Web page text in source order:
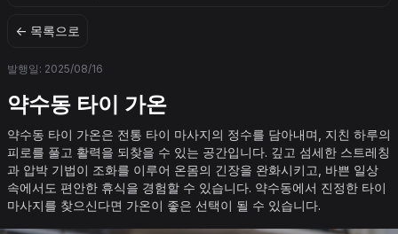
← 목록으로
발행일: 2025/08/16
약수동 타이 가온
약수동 타이 가온은 전통 타이 마사지의 정수를 담아내며, 지친 하루의
피로를 풀고 활력을 되찾을 수 있는 공간입니다. 깊고 섬세한 스트레칭
과 압박 기법이 조화를 이루어 온몸의 긴장을 완화시키고, 바쁜 일상
속에서도 편안한 휴식을 경험할 수 있습니다. 약수동에서 진정한 타이
마사지를 찾으신다면 가온이 좋은 선택이 될 수 있습니다.